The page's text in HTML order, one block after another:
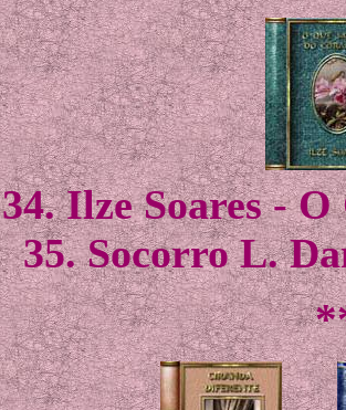
34. Ilze Soares -
35. Socorro L.